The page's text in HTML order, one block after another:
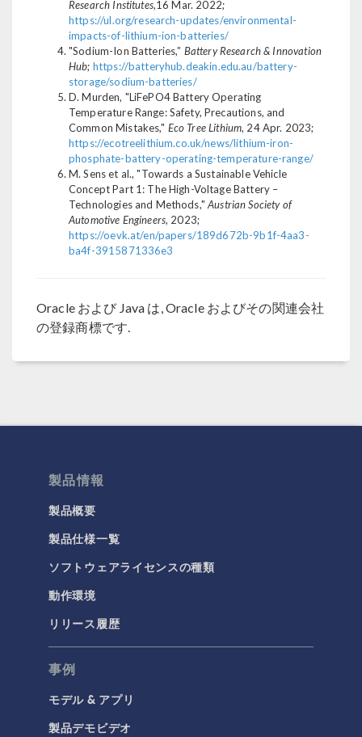
Research Institutes,16 Mar. 2022;
https://ul.org/research-updates/environmental-
impacts-of-lithium-ion-batteries/
"Sodium-Ion Batteries,” Battery Research & Innovation
Hub; https://batteryhub.deakin.edu.au/battery-
storage/sodium-batteries/
D. Murden, "LiFePO4 Battery Operating
Temperature Range: Safety, Precautions, and
Common Mistakes," Eco Tree Lithium, 24 Apr. 2023;
https://ecotreelithium.co.uk/news/lithium-iron-
phosphate-battery-operating-temperature-range/
M. Sens et al., "Towards a Sustainable Vehicle
Concept Part 1: The High-Voltage Battery –
Technologies and Methods,"Austrian Society of
Automotive Engineers, 2023;
https://oevk.at/en/papers/189d672b-9b1f-4aa3-
ba4f-3915871336e3
Oracle および Java は, Oracle およびその関連会社
の登録商標です.
製品情報
製品概要
製品仕様一覧
ソフトウェアライセンスの種類
動作環境
リリース履歴
事例
モデル & アプリ
製品デモビデオ